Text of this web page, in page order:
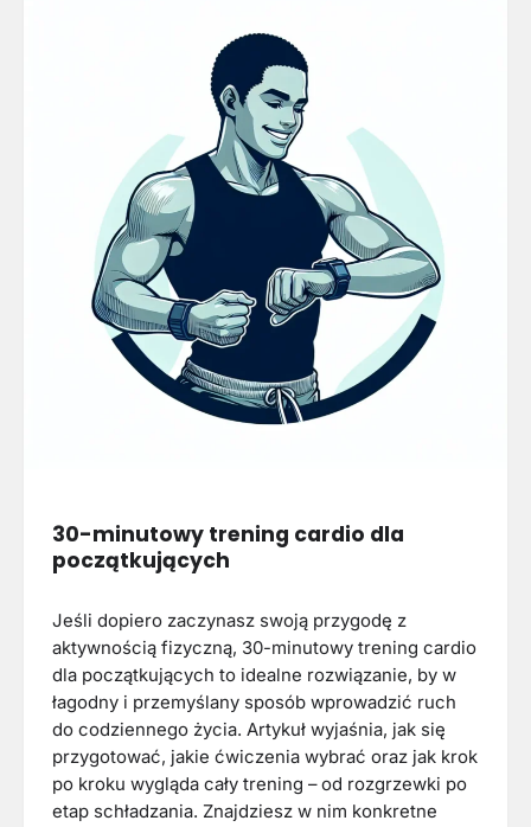
30-minutowy trening cardio dla
początkujących
Jeśli dopiero zaczynasz swoją przygodę z
aktywnością fizyczną, 30-minutowy trening cardio
dla początkujących to idealne rozwiązanie, by w
łagodny i przemyślany sposób wprowadzić ruch
do codziennego życia. Artykuł wyjaśnia, jak się
przygotować, jakie ćwiczenia wybrać oraz jak krok
po kroku wygląda cały trening – od rozgrzewki po
etap schładzania. Znajdziesz w nim konkretne